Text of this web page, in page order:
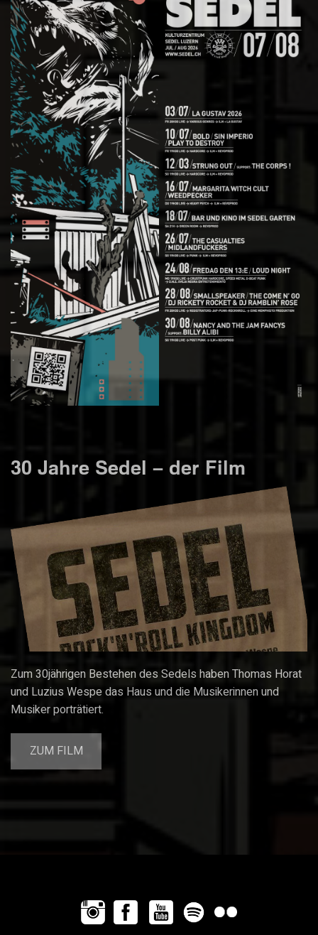
30 Jahre Sedel – der Film
Zum 30jährigen Bestehen des Sedels haben Thomas Horat
und Luzius Wespe das Haus und die Musikerinnen und
Musiker porträtiert.
ZUM FILM